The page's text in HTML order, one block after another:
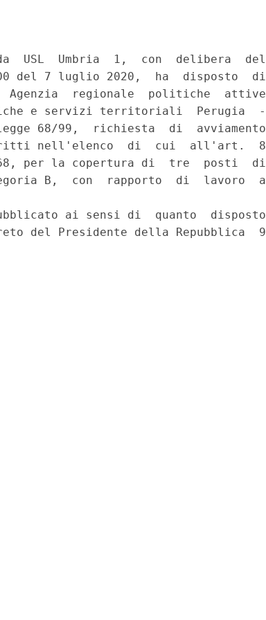
USL  Umbria  1,  con  delibera  del
del 7 luglio 2020,  ha  disposto  di
Agenzia  regionale  politiche  attive
e servizi territoriali  Perugia  -
68/99,  richiesta  di  avviamento
nell'elenco  di  cui  all'art.  8
68, per la copertura di  tre  posti  di
B,  con  rapporto  di  lavoro  a
ai sensi di  quanto  disposto
del Presidente della Repubblica  9